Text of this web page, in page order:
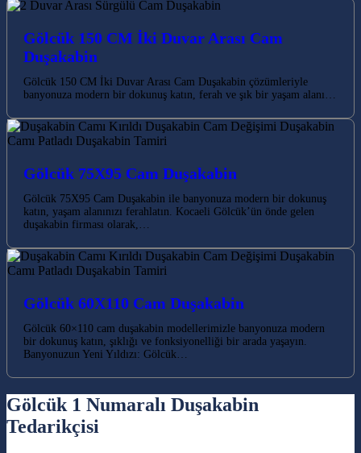
Gölcük 150 CM İki Duvar Arası Cam
Duşakabin
Gölcük 150 CM İki Duvar Arası Cam Duşakabin çözümleriyle
banyonuza modern bir dokunuş katın, ferah ve şık bir yaşam alanı…
Gölcük 75X95 Cam Duşakabin
Gölcük 75X95 Cam Duşakabin ile banyonuza modern bir dokunuş
katın, yaşam alanınızı ferahlatın. Kocaeli Gölcük’ün önde gelen
duşakabin firması olarak,…
Gölcük 60X110 Cam Duşakabin
Gölcük 60×110 cam duşakabin modellerimizle banyonuza modern
bir dokunuş katın, şıklığı ve fonksiyonelliği bir arada yaşayın.
Banyonuzun Yeni Yıldızı: Gölcük…
Gölcük 1 Numaralı Duşakabin
Tedarikçisi